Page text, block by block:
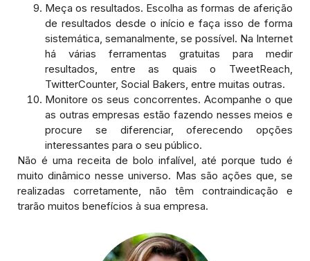
Meça os resultados. Escolha as formas de aferição
de resultados desde o início e faça isso de forma
sistemática, semanalmente, se possível. Na Internet
há várias ferramentas gratuitas para medir
resultados, entre as quais o TweetReach,
TwitterCounter, Social Bakers, entre muitas outras.
Monitore os seus concorrentes. Acompanhe o que
as outras empresas estão fazendo nesses meios e
procure se diferenciar, oferecendo opções
interessantes para o seu público.
Não é uma receita de bolo infalível, até porque tudo é
muito dinâmico nesse universo. Mas são ações que, se
realizadas corretamente, não têm contraindicação e
trarão muitos benefícios à sua empresa.